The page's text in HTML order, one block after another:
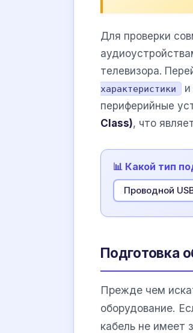
Для проверки
телевизора.
характеристики
периферийные
Class), что
📊 Какой тип
Проводной
Подготовка
Прежде чем
оборудование.
кабель не имеет